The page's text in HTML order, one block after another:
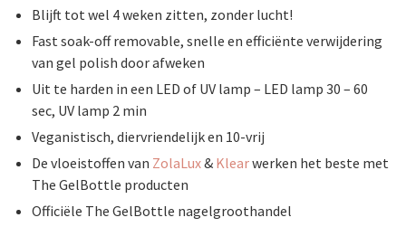
Blijft tot wel 4 weken zitten, zonder lucht!
Fast soak-off removable, snelle en efficiënte verwijdering
van gel polish door afweken
Uit te harden in een LED of UV lamp – LED lamp 30 – 60
sec, UV lamp 2 min
Veganistisch, diervriendelijk en 10-vrij
De vloeistoffen van ZolaLux& Klearwerken het beste met
The GelBottle producten
Officiële The GelBottle nagelgroothandel